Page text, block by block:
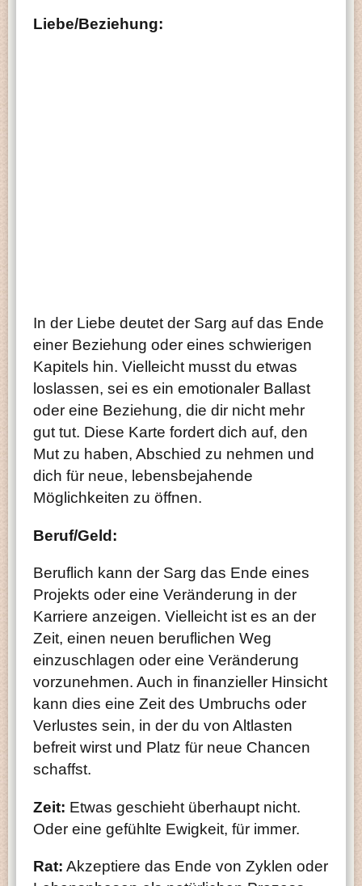
Liebe/Beziehung:
In der Liebe deutet der Sarg auf das Ende
einer Beziehung oder eines schwierigen
Kapitels hin. Vielleicht musst du etwas
loslassen, sei es ein emotionaler Ballast
oder eine Beziehung, die dir nicht mehr
gut tut. Diese Karte fordert dich auf, den
Mut zu haben, Abschied zu nehmen und
dich für neue, lebensbejahende
Möglichkeiten zu öffnen.
Beruf/Geld:
Beruflich kann der Sarg das Ende eines
Projekts oder eine Veränderung in der
Karriere anzeigen. Vielleicht ist es an der
Zeit, einen neuen beruflichen Weg
einzuschlagen oder eine Veränderung
vorzunehmen. Auch in finanzieller Hinsicht
kann dies eine Zeit des Umbruchs oder
Verlustes sein, in der du von Altlasten
befreit wirst und Platz für neue Chancen
schaffst.
Zeit: Etwas geschieht überhaupt nicht.
Oder eine gefühlte Ewigkeit, für immer.
Rat: Akzeptiere das Ende von Zyklen oder